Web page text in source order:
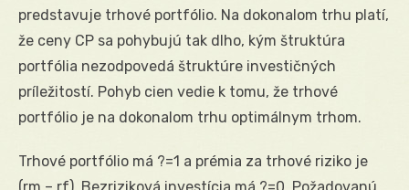
predstavuje trhové portfólio. Na dokonalom trhu platí,
že ceny CP sa pohybujú tak dlho, kým štruktúra
portfólia nezodpovedá štruktúre investičných
príležitostí. Pohyb cien vedie k tomu, že trhové
portfólio je na dokonalom trhu optimálnym trhom.
Trhové portfólio má ?=1 a prémia za trhové riziko je